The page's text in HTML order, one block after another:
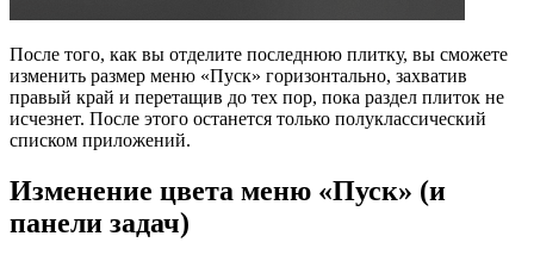
После того, как вы отделите последнюю плитку, вы сможете
изменить размер меню «Пуск» горизонтально, захватив
правый край и перетащив до тех пор, пока раздел плиток не
исчезнет. После этого останется только полуклассический
списком приложений.
Изменение цвета меню «Пуск» (и
панели задач)